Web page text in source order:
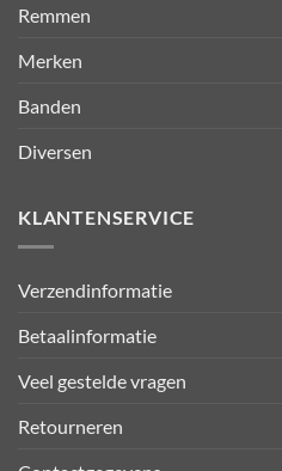
Remmen
Merken
Banden
Diversen
KLANTENSERVICE
Verzendinformatie
Betaalinformatie
Veel gestelde vragen
Retourneren